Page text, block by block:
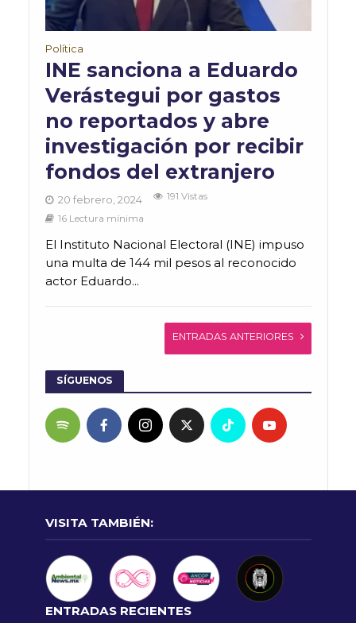
Política
INE sanciona a Eduardo
Verástegui por gastos
no reportados y abre
investigación por recibir
fondos del extranjero
20 febrero, 2024
191 Vistas
16 Lectura mínima
El Instituto Nacional Electoral (INE) impuso
una multa de 144 mil pesos al reconocido
actor Eduardo...
ENTRADAS ANTERIORES
SÍGUENOS
VISITA TAMBIÉN:
ENTRADAS RECIENTES